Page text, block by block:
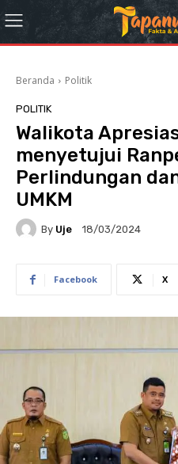
Beranda Politik
POLITIK
Walikota
menyetujui
Perlindungan
UMKM
By Uje 18/03/2024
Facebook X